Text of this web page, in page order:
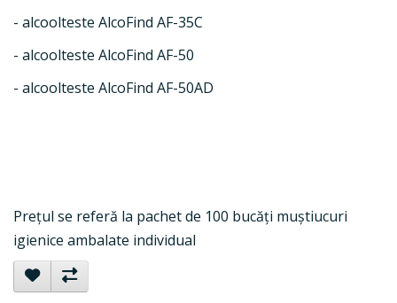
- alcoolteste AlcoFind AF-35C
- alcoolteste AlcoFind AF-50
- alcoolteste AlcoFind AF-50AD
Prețul se referă la pachet de 100 bucăți muștiucuri
igienice ambalate individual